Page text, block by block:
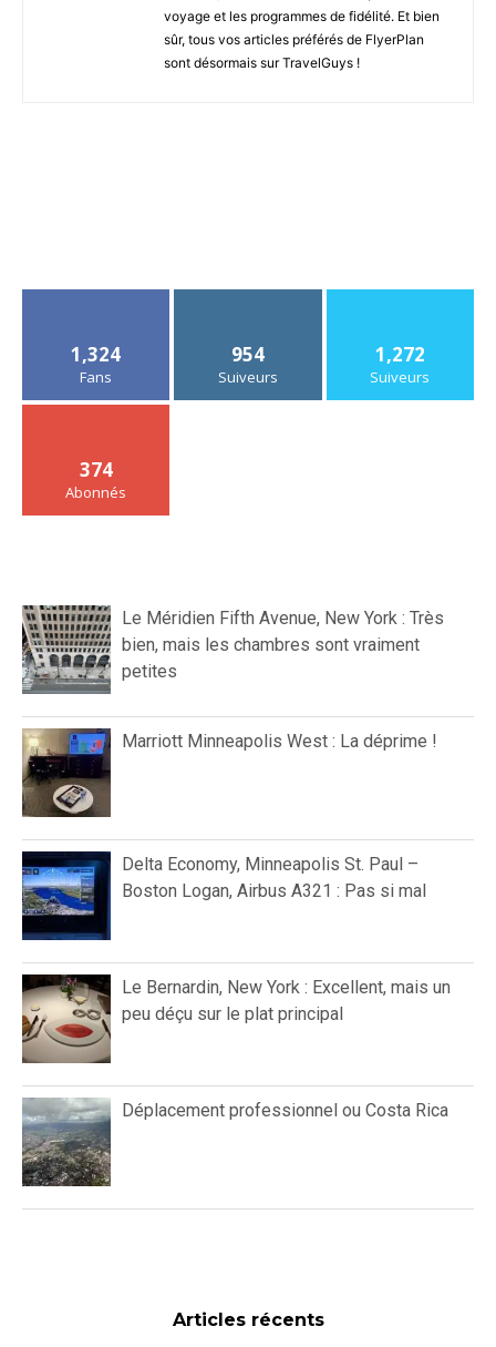
voyage et les programmes de fidélité. Et bien
sûr, tous vos articles préférés de FlyerPlan
sont désormais sur TravelGuys !
1,324
Fans
954
Suiveurs
1,272
Suiveurs
374
Abonnés
Le Méridien Fifth Avenue, New York : Très
bien, mais les chambres sont vraiment
petites
Marriott Minneapolis West : La déprime !
Delta Economy, Minneapolis St. Paul –
Boston Logan, Airbus A321 : Pas si mal
Le Bernardin, New York : Excellent, mais un
peu déçu sur le plat principal
Déplacement professionnel ou Costa Rica
Articles récents